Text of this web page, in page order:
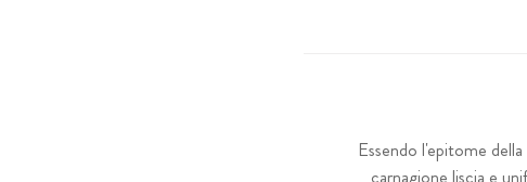
Essendo l'epitome
carnagione liscia e